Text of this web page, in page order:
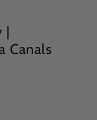
|
Canals